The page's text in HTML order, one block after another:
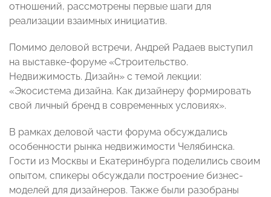
отношений, рассмотрены первые шаги для
реализации взаимных инициатив.
Помимо деловой встречи, Андрей Радаев выступил
на выставке-форуме «Строительство.
Недвижимость. Дизайн» с темой лекции:
«Экосистема дизайна. Как дизайнеру формировать
свой личный бренд в современных условиях».
В рамках деловой части форума обсуждались
особенности рынка недвижимости Челябинска.
Гости из Москвы и Екатеринбурга поделились своим
опытом, спикеры обсуждали построение бизнес-
моделей для дизайнеров. Также были разобраны